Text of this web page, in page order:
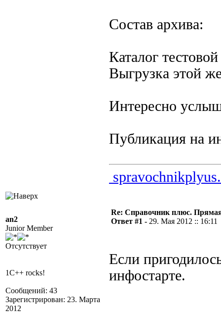
Состав архива:
Каталог
Выгрузка этой
Интересно
Публикация на
an2
Junior Member
Отсутствует
1C++ rocks!
Сообщений: 43
Зарегистрирован: 23. Марта
2012
Re: Справочник плюс.
Ответ #1 - 29. Мая 2012 :: 16:11
Если
инфостарте.